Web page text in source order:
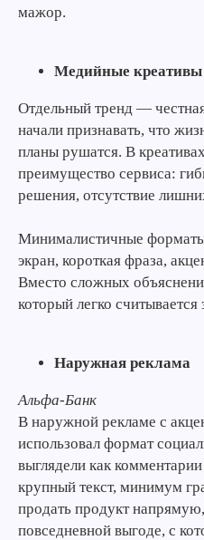
мажор.
Медийные
Отдельный тренд —
начали признавать, что
планы рушатся. В
преимущество сервиса:
решения, отсутствие
Минималистичные
экран, короткая фраза,
Вместо сложных
который легко считывается
Наружная реклама
Альфа-Банк
В наружной рекламе с
использовал формат
выглядели как
крупный текст, минимум
продать продукт
повседневной выгоде, с